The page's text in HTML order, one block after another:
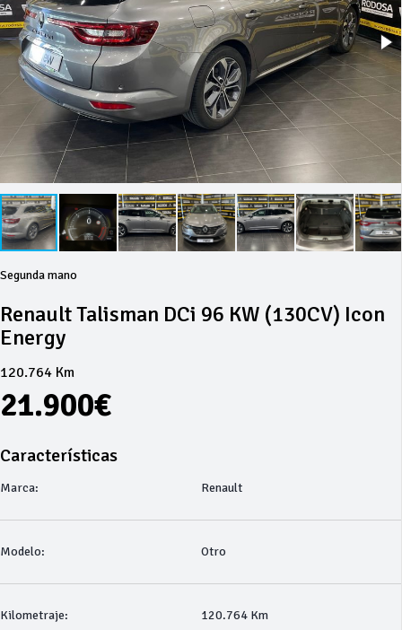
Segunda mano
Renault Talisman DCi 96 KW (130CV) Icon
Energy
120.764 Km
21.900€
Características
Marca: Renault
Modelo: Otro
Kilometraje: 120.764 Km